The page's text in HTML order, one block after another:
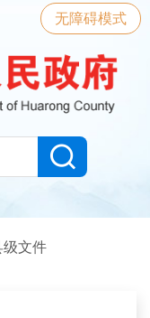
无障碍模式
级文件